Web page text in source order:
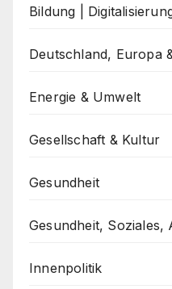
Bildung |
Deutschland, Europa
Energie & Umwelt
Gesellschaft & Kultur
Gesundheit
Gesundheit, Soziales,
Innenpolitik